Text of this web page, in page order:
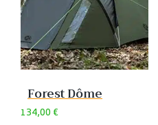
Forest Dôme
134,00€